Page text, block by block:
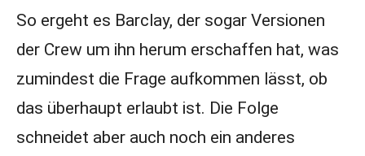
So ergeht es Barclay, der sogar Versionen
der Crew um ihn herum erschaffen hat, was
zumindest die Frage aufkommen lässt, ob
das überhaupt erlaubt ist. Die Folge
schneidet aber auch noch ein anderes